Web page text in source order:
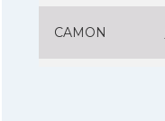
CAMON